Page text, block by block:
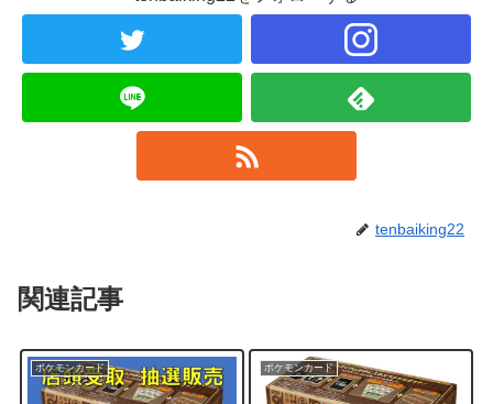
tenbaiking22
関連記事
ポケモンカード ポケモンカード